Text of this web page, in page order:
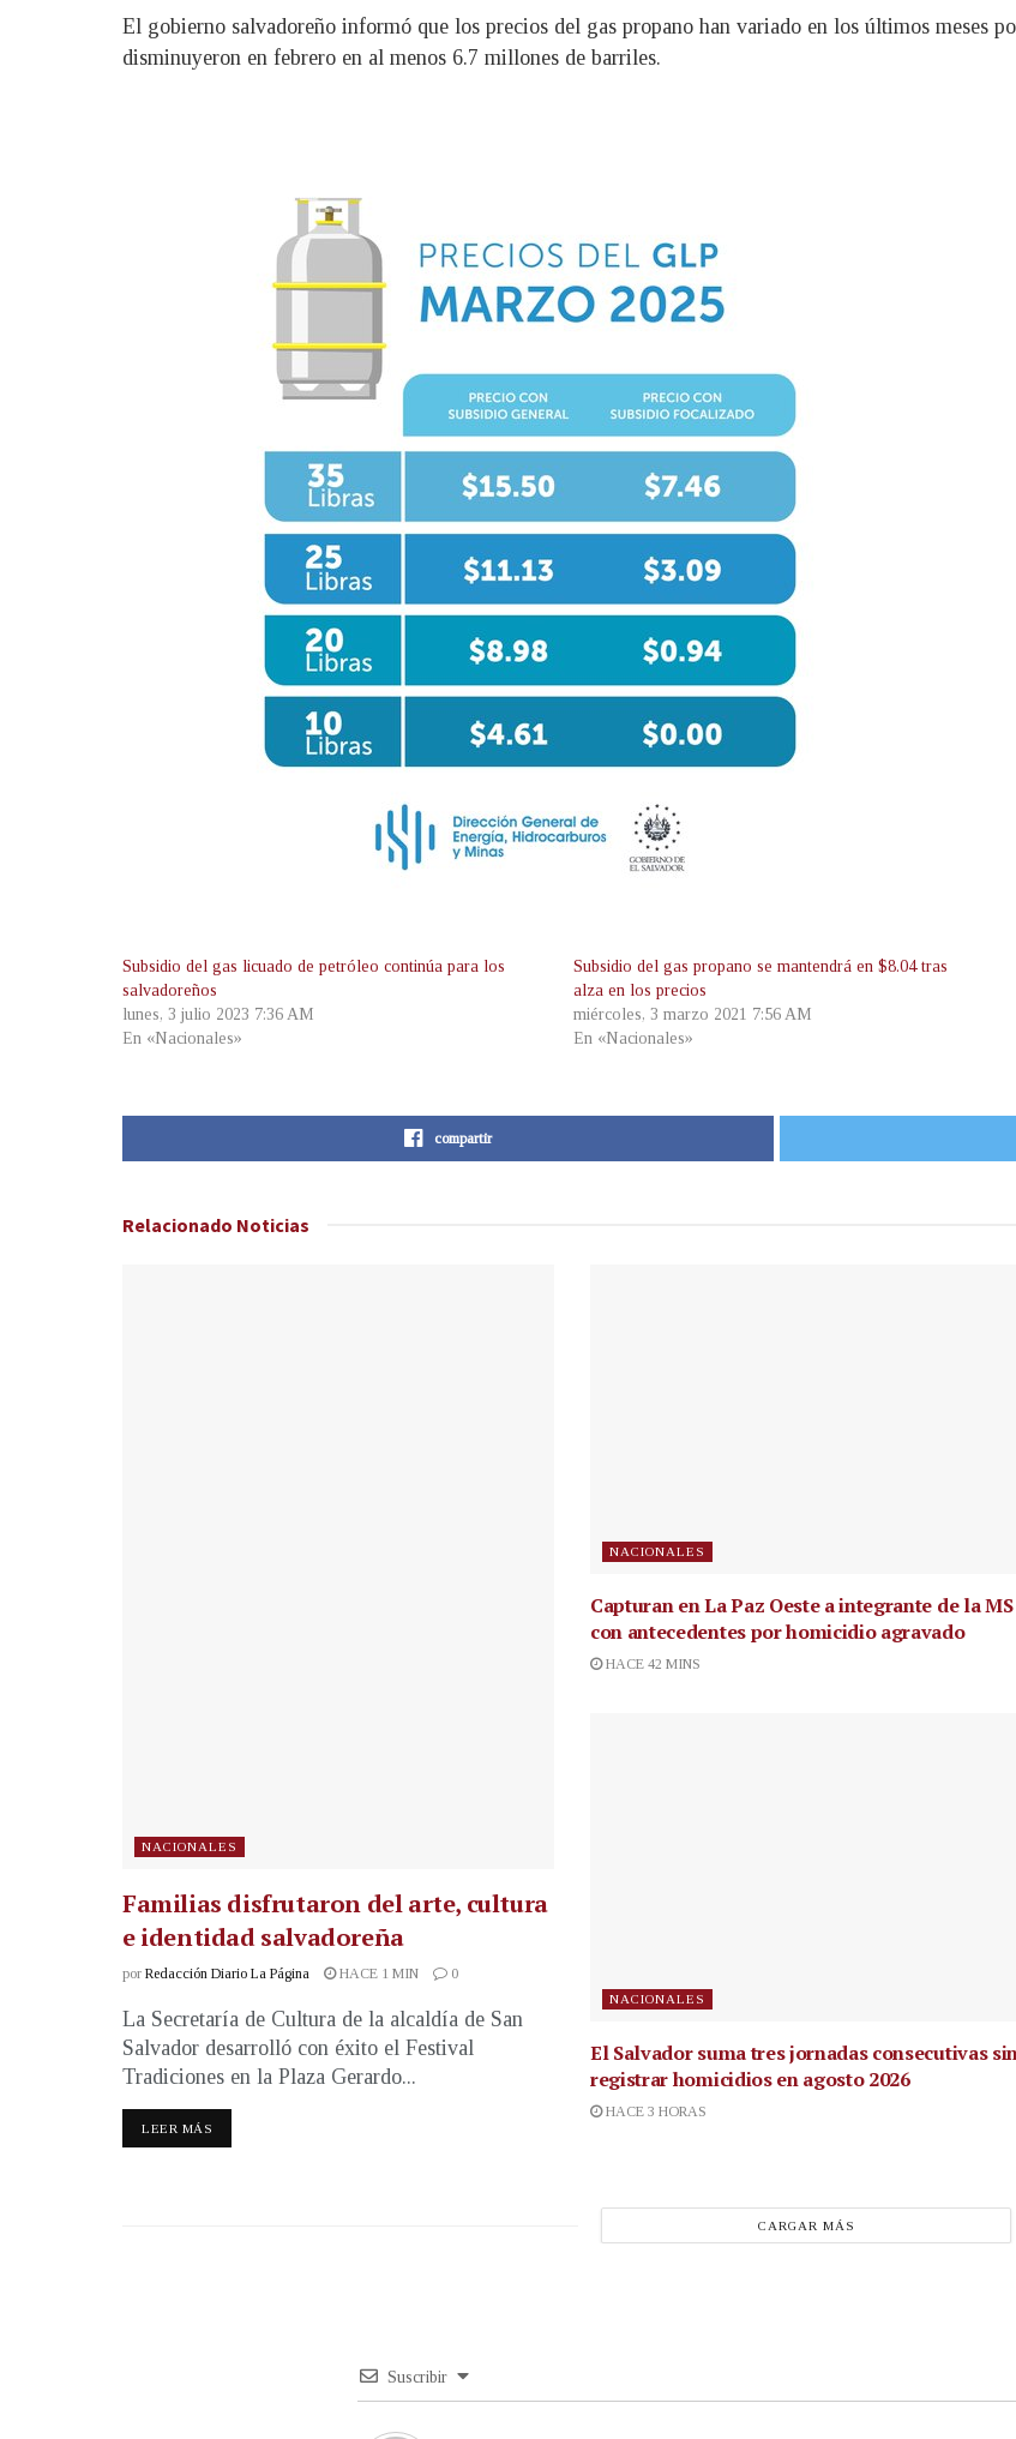
El gobierno salvadoreño informó que los precios del gas propano han variado en los últimos meses
disminuyeron en febrero en al menos 6.7 millones de barriles.
Subsidio del gas licuado de petróleo continúa para los
salvadoreños
lunes, 3 julio 2023 7:36 AM
En «Nacionales»
Subsidio del gas propano se mantendrá en $8.04 tras
alza en los precios
miércoles, 3 marzo 2021 7:56 AM
En «Nacionales»
compartir
Relacionado Noticias
NACIONALES
Familias disfrutaron del arte, cultura
e identidad salvadoreña
por Redacción Diario La Página HACE 1 MIN 0
La Secretaría de Cultura de la alcaldía de San
Salvador desarrolló con éxito el Festival
Tradiciones en la Plaza Gerardo...
LEER MÁS
NACIONALES
Capturan en La Paz Oeste a integrante de la MS
con antecedentes por homicidio agravado
HACE 42 MINS
NACIONALES
El Salvador suma tres jornadas consecutivas
registrar homicidios en agosto 2026
HACE 3 HORAS
CARGAR MÁS
Suscribir